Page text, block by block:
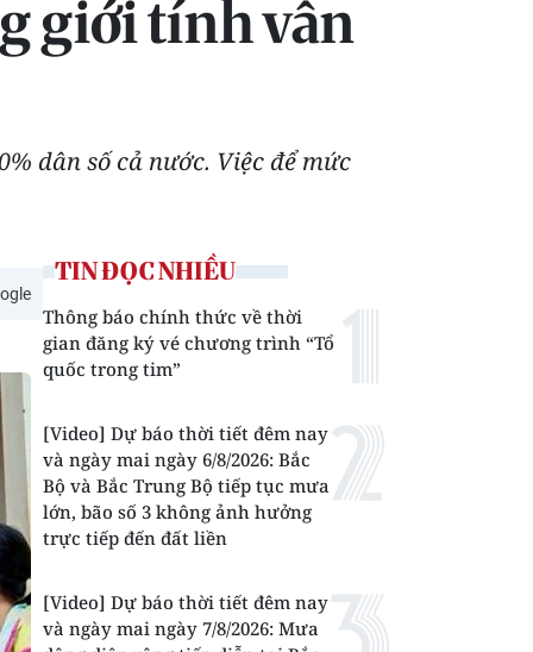
giới tính vẫn
dân số cả nước. Việc để mức
TIN ĐỌC NHIỀU
Thông báo chính thức về thời
gian đăng ký vé chương trình “Tổ
quốc trong tim”
[Video] Dự báo thời tiết đêm nay
và ngày mai ngày 6/8/2026: Bắc
Bộ và Bắc Trung Bộ tiếp tục mưa
lớn, bão số 3 không ảnh hưởng
trực tiếp đến đất liền
[Video] Dự báo thời tiết đêm nay
và ngày mai ngày 7/8/2026: Mưa